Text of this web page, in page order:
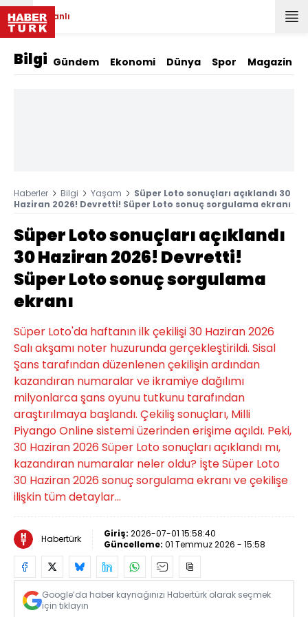
Canlı
Bilgi Gündem Ekonomi Dünya Spor Magazin
Haberler Bilgi Yaşam
Süper Loto sonuçları açıklandı 30
Haziran 2026! Devretti! Süper Loto sonuç sorgulama ekranı
Süper Loto sonuçları açıklandı
30 Haziran 2026! Devretti!
Süper Loto sonuç sorgulama
ekranı
Süper Loto'da haftanın ilk çekilişi 30 Haziran 2026
Salı akşamı noter huzurunda gerçekleştirildi. Sisal
Şans tarafından düzenlenen çekilişin ardından
kazandıran numaralar ve ikramiye dağılımı
milyonlarca şans oyunu tutkunu tarafından
araştırılmaya başlandı. Çekiliş sonuçları, Milli
Piyango Online sistemi üzerinden erişime açıldı. Peki,
30 Haziran 2026 Süper Loto sonuçları açıklandı mı,
kazandıran numaralar neler oldu? İşte Süper Loto
30 Haziran 2026 sonuç sorgulama ekranı ve çekilişe
ilişkin tüm detaylar...
Habertürk Giriş: 2026-07-01 15:58:40
Güncelleme: 01 Temmuz 2026 - 15:58
Google’da haber kaynağınızı Habertürk olarak seçmek
için tıklayın